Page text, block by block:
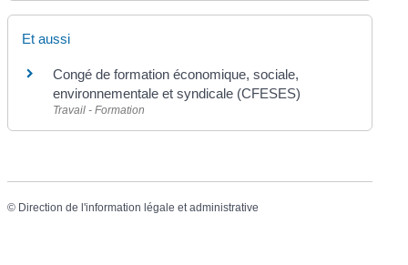
Et aussi
Congé de formation économique, sociale,
environnementale et syndicale (CFESES)
Travail - Formation
© Direction de l'information légale et administrative